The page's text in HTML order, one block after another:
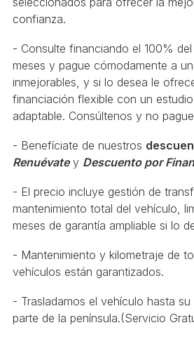
confianza.
- Consulte financiando el 100%
meses y pague cómodamente a
inmejorables, y si lo desea le
financiación flexible con un
adaptable. Consúltenos y no
- Benefíciate de nuestros
Renuévatey Descuento por
- El precio incluye gestión de
mantenimiento total del vehículo,
meses de garantía ampliable si lo
- Mantenimiento y kilometraje de
vehículos están garantizados.
- Trasladamos el vehículo hasta
parte de la península.(Servicio